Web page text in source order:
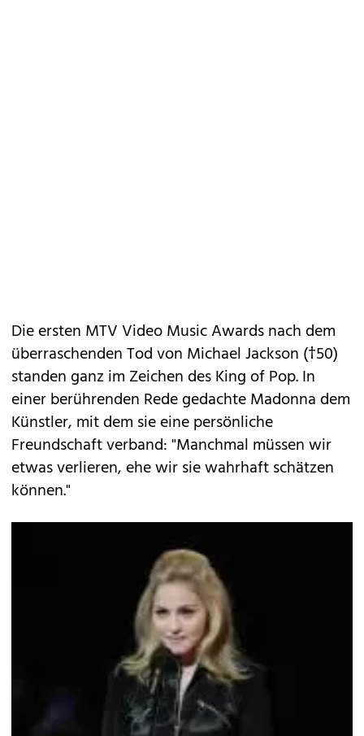
Die ersten MTV Video Music Awards nach dem
überraschenden Tod von Michael Jackson (†50)
standen ganz im Zeichen des King of Pop. In
einer berührenden Rede gedachte Madonna dem
Künstler, mit dem sie eine persönliche
Freundschaft verband: "Manchmal müssen wir
etwas verlieren, ehe wir sie wahrhaft schätzen
können."